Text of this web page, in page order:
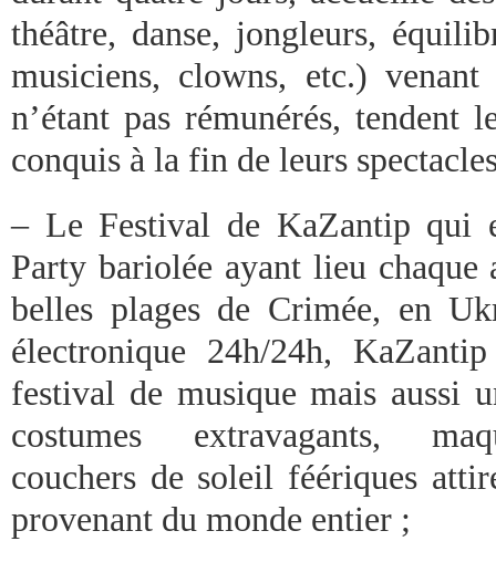
théâtre, danse, jongleurs,
musiciens, clowns, etc.)
n’étant pas rémunérés, tendent
conquis à la fin de leurs
– Le Festival de KaZantip qui
Party bariolée ayant lieu chaque
belles plages de Crimée, en
électronique 24h/24h,
festival de musique mais aussi
costumes extravagants,
couchers de soleil féériques
provenant du monde entier ;